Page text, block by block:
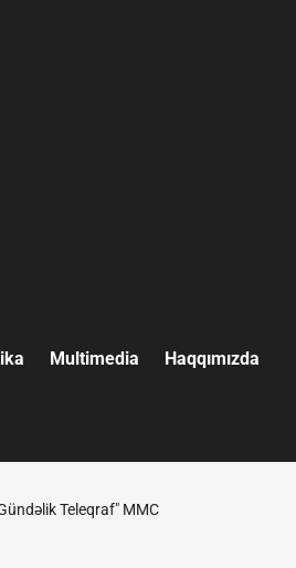
Multimedia
Haqqımızda
Teleqraf" MMC